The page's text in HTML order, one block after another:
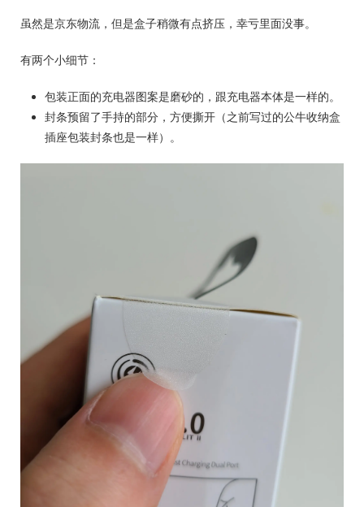
虽然是京东物流，但是盒子稍微有点挤压，幸亏里面没事。
有两个小细节：
包装正面的充电器图案是磨砂的，跟充电器本体是一样的。
封条预留了手持的部分，方便撕开（之前写过的公牛收纳盒
插座包装封条也是一样）。